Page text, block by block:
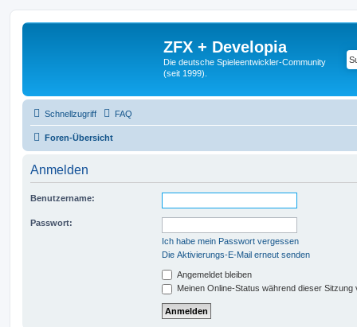
ZFX + Developia
Die deutsche Spieleentwickler-Community
(seit 1999).
Schnellzugriff FAQ
Foren-Übersicht
Anmelden
Benutzername:
Passwort:
Ich habe mein Passwort vergessen
Die Aktivierungs-E-Mail erneut senden
Angemeldet bleiben
Meinen Online-Status während dieser Sitzung